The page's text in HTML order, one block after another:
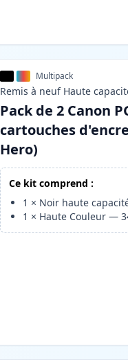
Multipack
Remis à neuf Haute
Pack de 2 Canon
cartouches
Hero)
Ce kit comprend :
1 × Noir haute
1 × Haute Couleur —